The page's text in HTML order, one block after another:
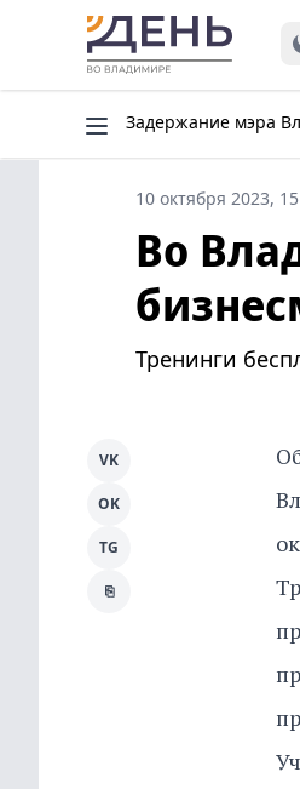
Задержание мэра
10 октября 2023,
Во
Тренинги
VK
OK
TG
⎘